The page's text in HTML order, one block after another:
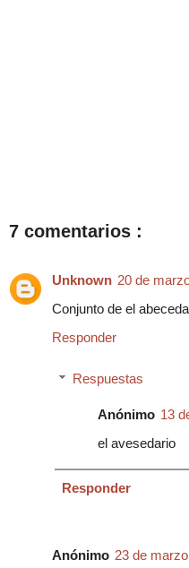
7 comentarios :
Unknown 20 de
Conjunto de el
Responder
Respuestas
Anónimo 13
el avesedario
Responder
Anónimo 23 de